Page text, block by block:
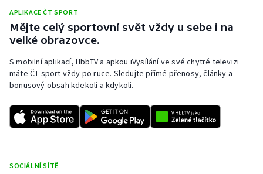
APLIKACE ČT SPORT
Mějte celý sportovní svět vždy u sebe i na
velké obrazovce.
S mobilní aplikací, HbbTV a apkou iVysílání ve své chytré televizi
máte ČT sport vždy po ruce. Sledujte přímé přenosy, články a
bonusový obsah kdekoli a kdykoli.
SOCIÁLNÍ SÍTĚ